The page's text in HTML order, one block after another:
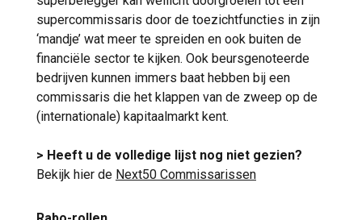
supercommissaris door de toezichtfuncties in zijn
‘mandje’ wat meer te spreiden en ook buiten de
financiële sector te kijken. Ook beursgenoteerde
bedrijven kunnen immers baat hebben bij een
commissaris die het klappen van de zweep op de
(internationale) kapitaalmarkt kent.
> Heeft u de volledige lijst nog niet gezien?
Bekijk hier de Next50 Commissarissen